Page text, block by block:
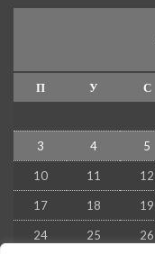
П У С
3 4 5
10 11 12
17 18 19
24 25 26